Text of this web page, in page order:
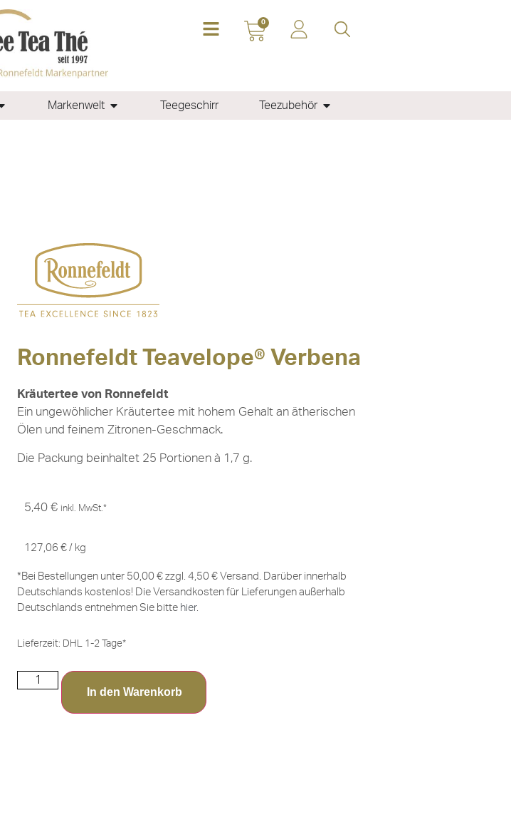
0
Markenwelt Teegeschirr Teezubehör
Ronnefeldt Teavelope® Verbena
Kräutertee von Ronnefeldt
Ein ungewöhlicher Kräutertee mit hohem Gehalt an ätherischen
Ölen und feinem Zitronen-Geschmack.
Die Packung beinhaltet 25 Portionen à 1,7 g.
5,40 € inkl. MwSt.*
127,06 € / kg
*Bei Bestellungen unter 50,00 € zzgl. 4,50 € Versand. Darüber innerhalb
Deutschlands kostenlos! Die Versandkosten für Lieferungen außerhalb
Deutschlands entnehmen Sie bitte hier.
Lieferzeit: DHL 1-2 Tage*
In den Warenkorb